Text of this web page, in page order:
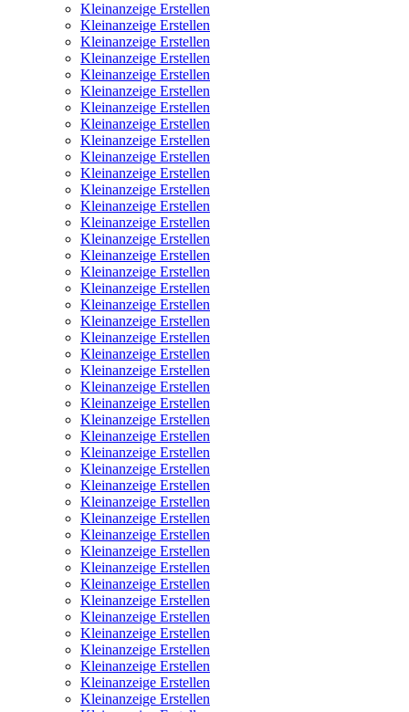
Kleinanzeige Erstellen
Kleinanzeige Erstellen
Kleinanzeige Erstellen
Kleinanzeige Erstellen
Kleinanzeige Erstellen
Kleinanzeige Erstellen
Kleinanzeige Erstellen
Kleinanzeige Erstellen
Kleinanzeige Erstellen
Kleinanzeige Erstellen
Kleinanzeige Erstellen
Kleinanzeige Erstellen
Kleinanzeige Erstellen
Kleinanzeige Erstellen
Kleinanzeige Erstellen
Kleinanzeige Erstellen
Kleinanzeige Erstellen
Kleinanzeige Erstellen
Kleinanzeige Erstellen
Kleinanzeige Erstellen
Kleinanzeige Erstellen
Kleinanzeige Erstellen
Kleinanzeige Erstellen
Kleinanzeige Erstellen
Kleinanzeige Erstellen
Kleinanzeige Erstellen
Kleinanzeige Erstellen
Kleinanzeige Erstellen
Kleinanzeige Erstellen
Kleinanzeige Erstellen
Kleinanzeige Erstellen
Kleinanzeige Erstellen
Kleinanzeige Erstellen
Kleinanzeige Erstellen
Kleinanzeige Erstellen
Kleinanzeige Erstellen
Kleinanzeige Erstellen
Kleinanzeige Erstellen
Kleinanzeige Erstellen
Kleinanzeige Erstellen
Kleinanzeige Erstellen
Kleinanzeige Erstellen
Kleinanzeige Erstellen